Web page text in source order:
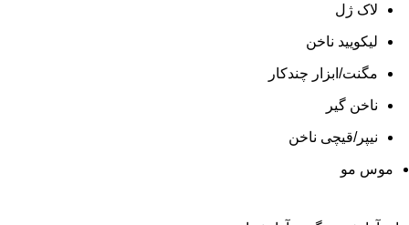
لاک ژل
لیکوييد ناخن
مگنت/ابزار چندکار
ناخن گیر
نیپر/قیچی ناخن
موس مو